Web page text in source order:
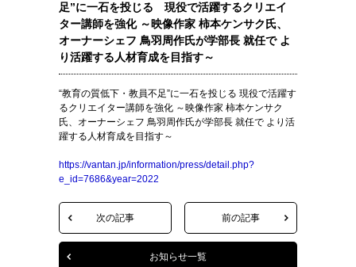
足”に一石を投じる 現役で活躍するクリエイ
ター講師を強化 ～映像作家 柿本ケンサク氏、
オーナーシェフ 鳥羽周作氏が学部長 就任で よ
り活躍する人材育成を目指す～
“教育の質低下・教員不足”に一石を投じる 現役で活躍す
るクリエイター講師を強化 ～映像作家 柿本ケンサク
氏、オーナーシェフ 鳥羽周作氏が学部長 就任で より活
躍する人材育成を目指す～
https://vantan.jp/information/press/detail.php?
e_id=7686&year=2022
次の記事 前の記事
お知らせ一覧